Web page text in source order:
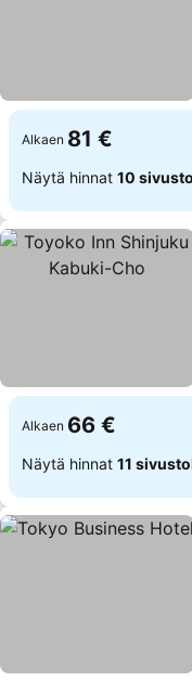
Alkaen 81 €
Näytä hinnat 10
Alkaen 66 €
Näytä hinnat 11